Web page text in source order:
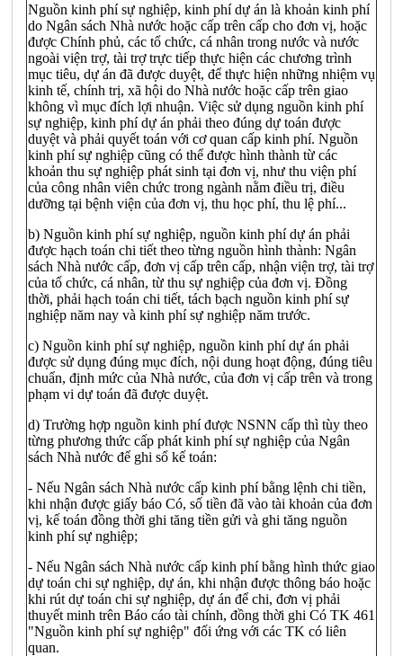
Nguồn kinh phí sự nghiệp, kinh phí dự án là khoản kinh phí
do Ngân sách Nhà nước hoặc cấp trên cấp cho đơn vị, hoặc
được Chính phủ, các tổ chức, cá nhân trong nước và nước
ngoài viện trợ, tài trợ trực tiếp thực hiện các chương trình
mục tiêu, dự án đã được duyệt, để thực hiện những nhiệm vụ
kinh tế, chính trị, xã hội do Nhà nước hoặc cấp trên giao
không vì mục đích lợi nhuận. Việc sử dụng nguồn kinh phí
sự nghiệp, kinh phí dự án phải theo đúng dự toán được
duyệt và phải quyết toán với cơ quan cấp kinh phí. Nguồn
kinh phí sự nghiệp cũng có thể được hình thành từ các
khoản thu sự nghiệp phát sinh tại đơn vị, như thu viện phí
của công nhân viên chức trong ngành nằm điều trị, điều
dưỡng tại bệnh viện của đơn vị, thu học phí, thu lệ phí...
b) Nguồn kinh phí sự nghiệp, nguồn kinh phí dự án phải
được hạch toán chi tiết theo từng nguồn hình thành: Ngân
sách Nhà nước cấp, đơn vị cấp trên cấp, nhận viện trợ, tài trợ
của tổ chức, cá nhân, từ thu sự nghiệp của đơn vị. Đồng
thời, phải hạch toán chi tiết, tách bạch nguồn kinh phí sự
nghiệp năm nay và kinh phí sự nghiệp năm trước.
c) Nguồn kinh phí sự nghiệp, nguồn kinh phí dự án phải
được sử dụng đúng mục đích, nội dung hoạt động, đúng tiêu
chuẩn, định mức của Nhà nước, của đơn vị cấp trên và trong
phạm vi dự toán đã được duyệt.
d) Trường hợp nguồn kinh phí được NSNN cấp thì tùy theo
từng phương thức cấp phát kinh phí sự nghiệp của Ngân
sách Nhà nước để ghi sổ kế toán:
- Nếu Ngân sách Nhà nước cấp kinh phí bằng lệnh chi tiền,
khi nhận được giấy báo Có, số tiền đã vào tài khoản của đơn
vị, kế toán đồng thời ghi tăng tiền gửi và ghi tăng nguồn
kinh phí sự nghiệp;
- Nếu Ngân sách Nhà nước cấp kinh phí bằng hình thức giao
dự toán chi sự nghiệp, dự án, khi nhận được thông báo hoặc
khi rút dự toán chi sự nghiệp, dự án để chi, đơn vị phải
thuyết minh trên Báo cáo tài chính, đồng thời ghi Có TK 461
"Nguồn kinh phí sự nghiệp" đối ứng với các TK có liên
quan.